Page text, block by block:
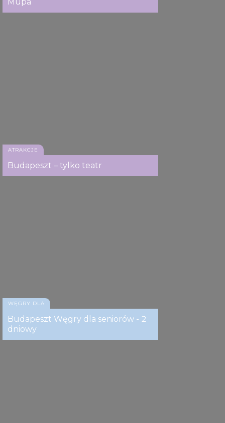
ATRAKCJE
Budapeszt – tylko teatr
WĘGRY DLA
Budapeszt Węgry dla seniorów - 2
dniowy